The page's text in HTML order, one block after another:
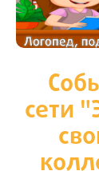
сети